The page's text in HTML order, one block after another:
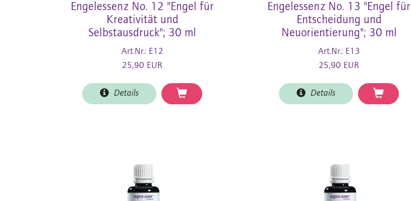
Engelessenz No. 12 "Engel für
Kreativität und
Selbstausdruck"; 30 ml
Art.Nr.: E12
25,90 EUR
Details
Engelessenz No. 13 "Engel für
Entscheidung und
Neuorientierung"; 30 ml
Art.Nr.: E13
25,90 EUR
Details